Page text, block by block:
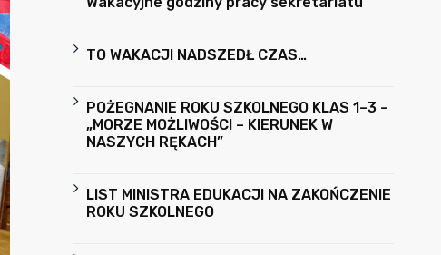
TO WAKACJI NADSZEDŁ CZAS…
POŻEGNANIE ROKU SZKOLNEGO KLAS 1–3 –
„MORZE MOŻLIWOŚCI – KIERUNEK W
NASZYCH RĘKACH”
LIST MINISTRA EDUKACJI NA ZAKOŃCZENIE
ROKU SZKOLNEGO